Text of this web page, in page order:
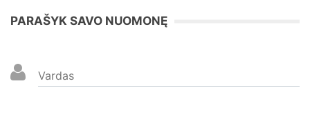
PARAŠYK SAVO NUOMONĘ
Vardas